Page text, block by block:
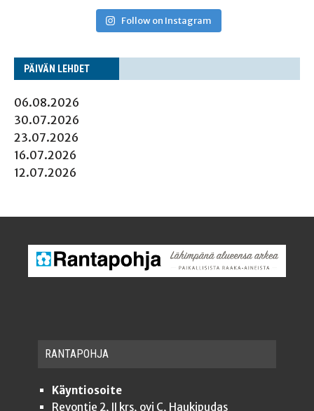
Follow on Instagram
PÄI­VÄN LEHDET
06.08.2026
30.07.2026
23.07.2026
16.07.2026
12.07.2026
RAN­TA­POH­JA
Käyntiosoite
Revontie 2, II krs, ovi C, Haukipudas